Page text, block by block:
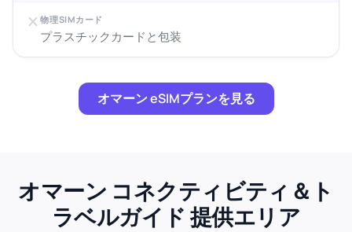
物理SIMカード
プラスチックカードと包装
オマーン eSIMプランを見る
オマーン コネクティビティ＆ト
ラベルガイド 提供エリア